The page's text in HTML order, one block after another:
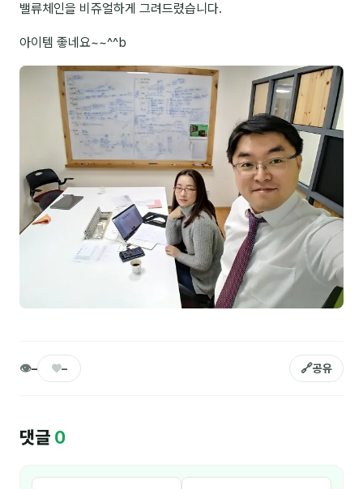
온라인강의
📈 B2B 마케팅 3
🤖 AI 실무 2
🧭 기획·전략 1
강사
김종혁
김종무
김휘
노준영
밸류체인을 비쥬얼하게 그려드렸습니다.
아이템 좋네요~~^^b
👁– ♥– 🔗공유
댓글 0